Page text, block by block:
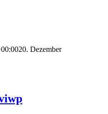
20. Dezember